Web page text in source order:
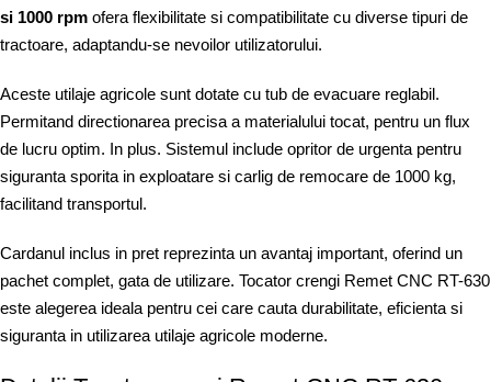
si 1000 rpm ofera flexibilitate si compatibilitate cu diverse tipuri de
tractoare, adaptandu-se nevoilor utilizatorului.
Aceste utilaje agricole sunt dotate cu tub de evacuare reglabil.
Permitand directionarea precisa a materialului tocat, pentru un flux
de lucru optim. In plus. Sistemul include opritor de urgenta pentru
siguranta sporita in exploatare si carlig de remocare de 1000 kg,
facilitand transportul.
Cardanul inclus in pret reprezinta un avantaj important, oferind un
pachet complet, gata de utilizare. Tocator crengi Remet CNC RT-630
este alegerea ideala pentru cei care cauta durabilitate, eficienta si
siguranta in utilizarea utilaje agricole moderne.